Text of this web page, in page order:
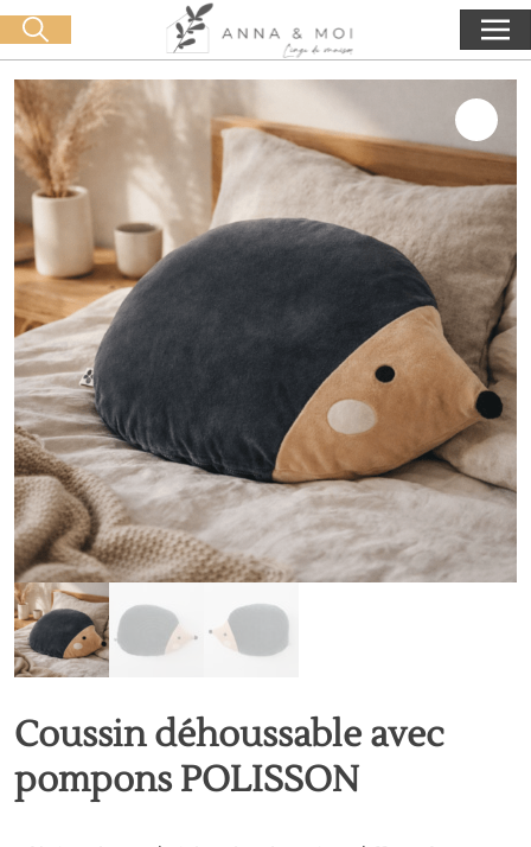
Livraison offerte dès 60€ d'achat 0,00€
Lancer la recherche
Coussin déhoussable avec
pompons POLISSON